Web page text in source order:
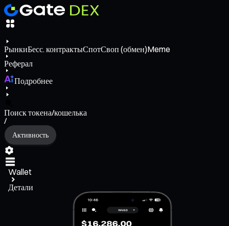
РынкиБесс. контрактыСпотСвоп (обмен)Meme
Реферал
Подробнее
Поиск токена/кошелька
/
Активность
Wallet
Детали